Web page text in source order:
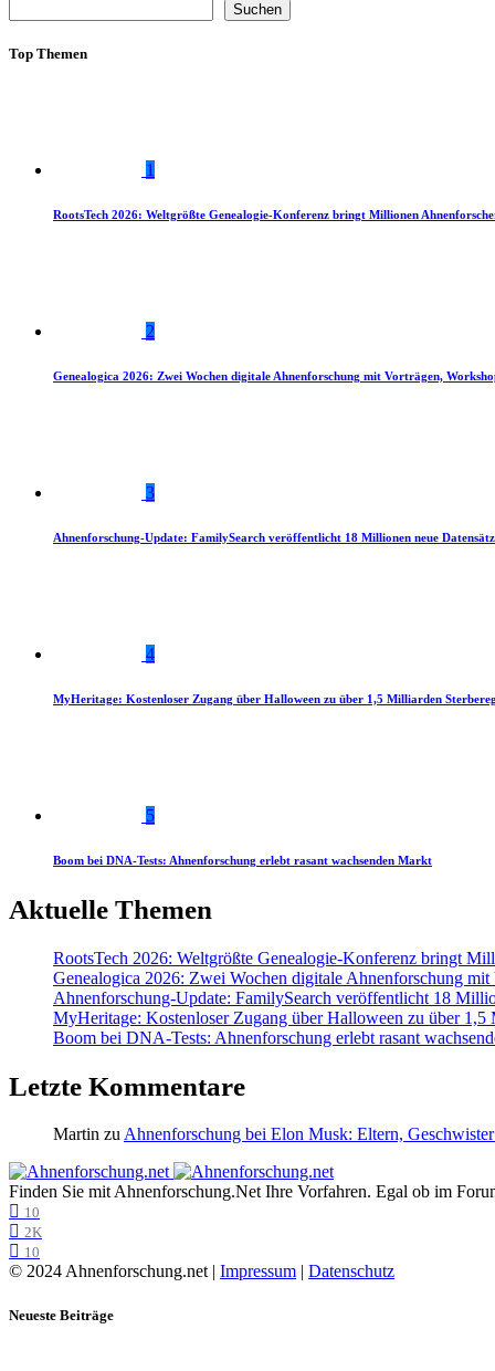
Suchen
Top Themen
1
RootsTech 2026: Weltgrößte Genealogie-Konferenz bringt Millionen
2
Genealogica 2026: Zwei Wochen digitale Ahnenforschung mit Vorträgen,
3
Ahnenforschung-Update: FamilySearch veröffentlicht 18 Millionen neue
4
MyHeritage: Kostenloser Zugang über Halloween zu über 1,5 Milliarden
5
Boom bei DNA-Tests: Ahnenforschung erlebt rasant wachsenden Markt
Aktuelle Themen
RootsTech 2026: Weltgrößte Genealogie-Konferenz bringt
Genealogica 2026: Zwei Wochen digitale Ahnenforschung mit
Ahnenforschung-Update: FamilySearch veröffentlicht 18
MyHeritage: Kostenloser Zugang über Halloween zu über 1,5
Boom bei DNA-Tests: Ahnenforschung erlebt rasant
Letzte Kommentare
Martin zu Ahnenforschung bei Elon Musk: Eltern,
Finden Sie mit Ahnenforschung.Net Ihre Vorfahren. Egal ob im
10
2K
10
© 2024 Ahnenforschung.net | Impressum | Datenschutz
Neueste Beiträge